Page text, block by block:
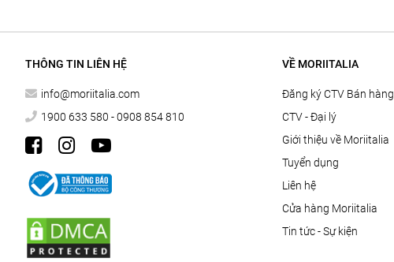
THÔNG TIN LIÊN HỆ
info@moriitalia.com
1900 633 580 - 0908 854 810
VỀ MORIITALIA
Đăng ký CTV Bán hàng
CTV - Đại lý
Giới thiệu về Moriitalia
Tuyển dụng
Liên hệ
Cửa hàng Moriitalia
Tin tức - Sự kiện